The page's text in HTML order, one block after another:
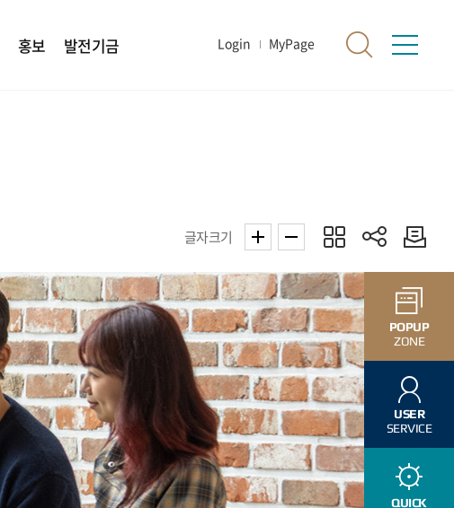
홍보 발전기금 Login MyPage
글자크기
POPUP
ZONE
USER
SERVICE
QUICK